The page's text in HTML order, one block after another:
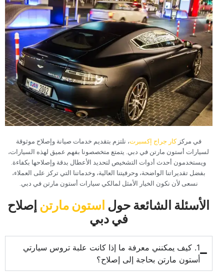
في مركزكار جراج إكسبرت، نلتزم بتقديم خدمات صيانة وإصلاح موثوقة
لسيارات أستون مارتن في دبي. يتمتع متخصصونا بفهم عميق لهذه السيارات،
ويستخدمون أحدث أدوات التشخيص لتحديد الأعطال بدقة وإصلاحها بكفاءة.
بفضل تقديراتنا الواضحة، وحرفيتنا العالية، وخدماتنا التي تركز على العملاء،
نسعى لأن نكون الخيار الأمثل لمالكي سيارات أستون مارتن في دبي.
الأسئلة الشائعة حول استون مارتن إصلاح
في دبي
1. كيف يمكنني معرفة ما إذا كانت علبة تروس سيارتي
أستون مارتن بحاجة إلى إصلاح؟